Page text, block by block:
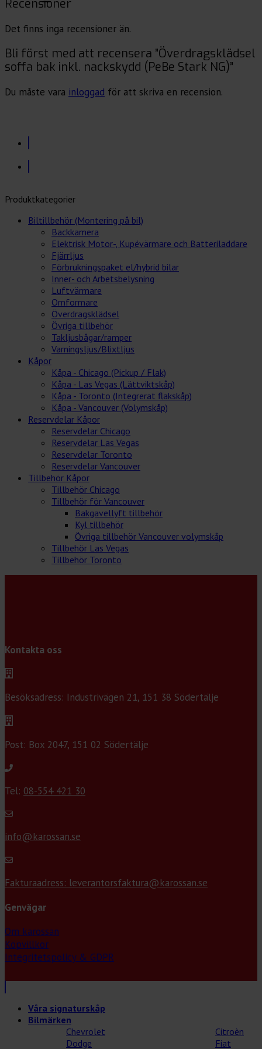
Recensioner
Det finns inga recensioner än.
Bli först med att recensera ”Överdragsklädsel
soffa bak inkl. nackskydd (PeBe Stark NG)”
Du måste vara inloggad för att skriva en recension.
Produktkategorier
Biltillbehör (Montering på bil)
Backkamera
Elektrisk Motor-, Kupévärmare och Batteriladdare
Fjärrljus
Förbrukningspaket el/hybrid bilar
Inner- och Arbetsbelysning
Luftvärmare
Omformare
Överdragsklädsel
Övriga tillbehör
Takljusbågar/ramper
Varningsljus/Blixtljus
Kåpor
Kåpa - Chicago (Pickup / Flak)
Kåpa - Las Vegas (Lättviktskåp)
Kåpa - Toronto (Integrerat flakskåp)
Kåpa - Vancouver (Volymskåp)
Reservdelar Kåpor
Reservdelar Chicago
Reservdelar Las Vegas
Reservdelar Toronto
Reservdelar Vancouver
Tillbehör Kåpor
Tillbehör Chicago
Tillbehör för Vancouver
Bakgavellyft tillbehör
Kyl tillbehör
Övriga tillbehör Vancouver volymskåp
Tillbehör Las Vegas
Tillbehör Toronto
Kontakta oss
Besöksadress: Industrivägen 21, 151 38 Södertälje
Post: Box 2047, 151 02 Södertälje
Tel: 08-554 421 30
info@karossan.se
Fakturaadress: leverantorsfaktura@karossan.se
Genvägar
Om karossan
Köpvillkor
Integritetspolicy & GDPR
Våra signaturskåp
Bilmärken
Chevrolet
Citroèn
Dodge
Fiat